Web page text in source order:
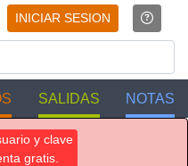
INICIAR SESION
SALIDAS NOTAS
y clave
gratis.